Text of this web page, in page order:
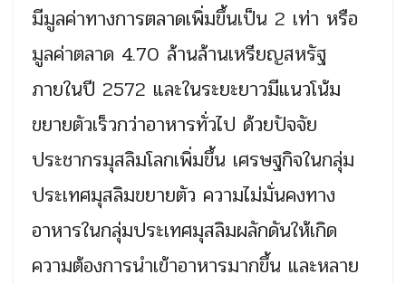
มีมูลค่าทางการตลาดเพิ่มขึ้นเป็น 2 เท่า หรือ
มูลค่าตลาด 4.70 ล้านล้านเหรียญสหรัฐ
ภายในปี 2572 และในระยะยาวมีแนวโน้ม
ขยายตัวเร็วกว่าอาหารทั่วไป ด้วยปัจจัย
ประชากรมุสลิมโลกเพิ่มขึ้น เศรษฐกิจในกลุ่ม
ประเทศมุสลิมขยายตัว ความไม่มั่นคงทาง
อาหารในกลุ่มประเทศมุสลิมผลักดันให้เกิด
ความต้องการนำเข้าอาหารมากขึ้น และหลาย